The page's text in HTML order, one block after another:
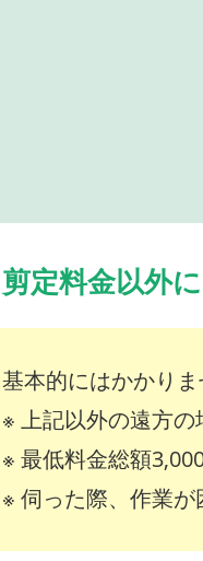
剪定料金以外
基本的にはかかり
※ 上記以外の遠方の
※ 最低料金総額
※ 伺った際、作業が